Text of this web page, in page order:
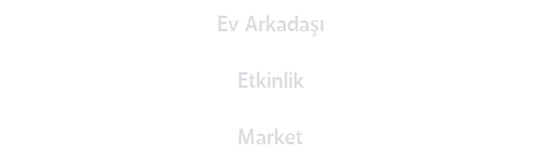
Ev Arkadaşı
Etkinlik
Market